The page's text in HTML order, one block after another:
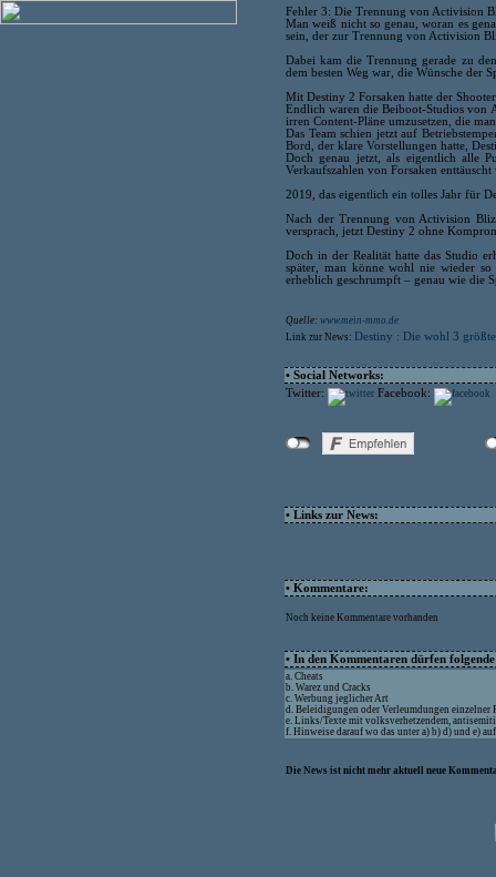
Fehler 3: Die Trennung von Activision
Man weiß nicht so genau, woran es
sein, der zur Trennung von Activision
Dabei kam die Trennung gerade zu
dem besten Weg war, die Wünsche der
Mit Destiny 2 Forsaken hatte der
Endlich waren die Beiboot-Studios von
irren Content-Pläne umzusetzen, die
Das Team schien jetzt auf
Bord, der klare Vorstellungen hatte,
Doch genau jetzt, als eigentlich alle
Verkaufszahlen von Forsaken
2019, das eigentlich ein tolles Jahr für
Nach der Trennung von Activision
versprach, jetzt Destiny 2 ohne
Doch in der Realität hatte das Studio
später, man könne wohl nie wieder so
erheblich geschrumpft – genau wie die
Quelle: www.mein-mmo.de
Link zur News: Destiny : Die wohl 3
• Social Networks:
Twitter:
Facebook:
• Links zur News:
• Kommentare:
Noch keine Kommentare vorhanden
• In den Kommentaren dürfen
a. Cheats
b. Warez und Cracks
c. Werbung jeglicher Art
d. Beleidigungen oder Verleumdungen einzelner
e. Links/Texte mit volksverhetzendem,
f. Hinweise darauf wo das unter a) b) d) und e)
Die News ist nicht mehr aktuell neue